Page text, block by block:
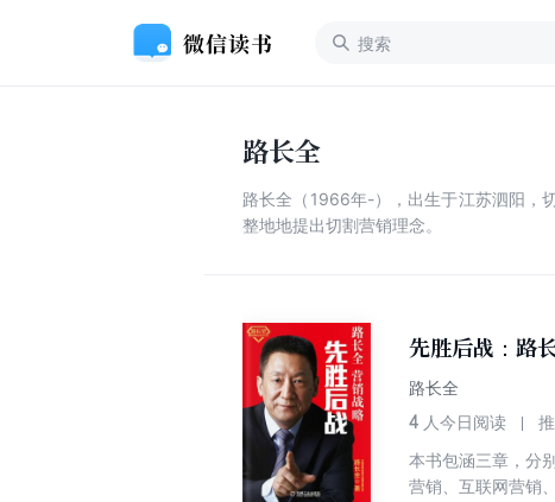
路长全
路长全（1966年-），出生于江苏泗阳，
整地地提出切割营销理念。
先胜后战：路
路长全
4 人今日阅读
本书包涵三章，分
营销、互联网营销